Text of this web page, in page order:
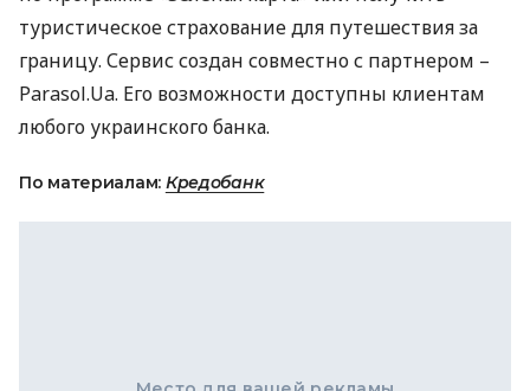
туристическое страхование для путешествия за
границу. Сервис создан совместно с партнером –
Parasol.Ua. Его возможности доступны клиентам
любого украинского банка.
По материалам: Кредобанк